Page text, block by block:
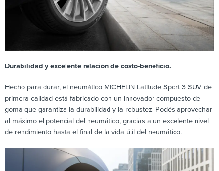
Durabilidad y excelente relación de costo-beneficio.
Hecho para durar, el neumático MICHELIN Latitude Sport 3 SUV de
primera calidad está fabricado con un innovador compuesto de
goma que garantiza la durabilidad y la robustez. Podés aprovechar
al máximo el potencial del neumático, gracias a un excelente nivel
de rendimiento hasta el final de la vida útil del neumático.